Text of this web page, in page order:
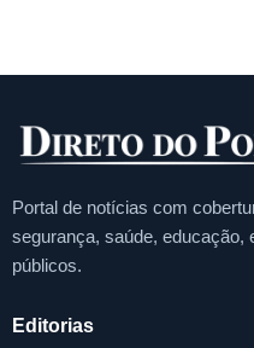
Portal de notícias com
segurança, saúde, educação,
públicos.
Editorias